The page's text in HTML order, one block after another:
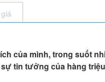
của mình, trong suốt
tin tưởng của hàng